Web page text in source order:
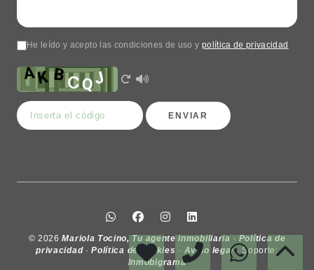
He leído y acepto las condiciones de uso y política de privacidad
ENVIAR
© 2026Mariola Tocino, Tu agente inmobiliaria · Política de
privacidad ·Política de cookies · Aviso legal· Soporte:
Inmobigrama